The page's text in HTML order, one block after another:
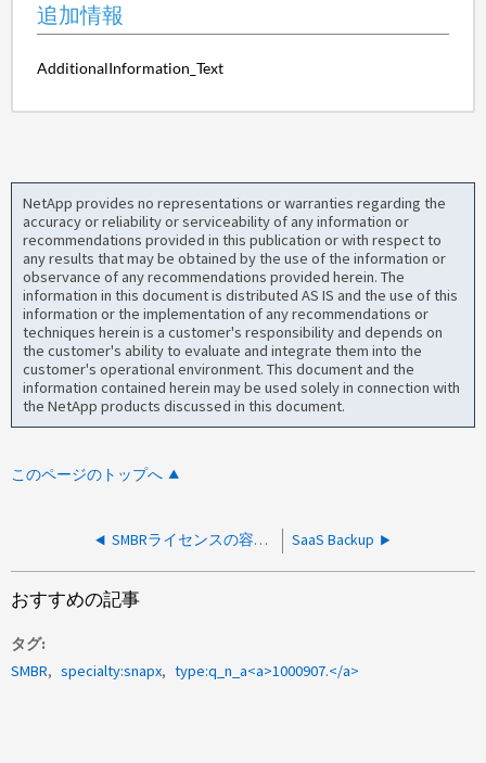
追加情報
AdditionalInformation_Text
NetApp provides no representations or warranties regarding the
accuracy or reliability or serviceability of any information or
recommendations provided in this publication or with respect to
any results that may be obtained by the use of the information or
observance of any recommendations provided herein. The
information in this document is distributed AS IS and the use of this
information or the implementation of any recommendations or
techniques herein is a customer's responsibility and depends on
the customer's ability to evaluate and integrate them into the
customer's operational environment. This document and the
information contained herein may be used solely in connection with
the NetApp products discussed in this document.
このページのトップへ
SMBRライセンスの容量の上限に達しました SaaS Backup
おすすめの記事
タグ
SMBR
specialty:snapx type:q_n_a<a>1000907.</a>